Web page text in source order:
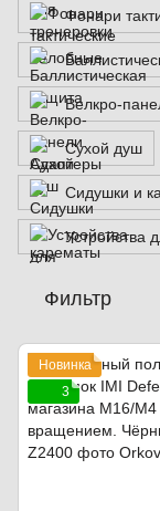
Фонари
Велкро-
Сухой душ
Сидушки и
Устройства
Фильтр
Новинка
3